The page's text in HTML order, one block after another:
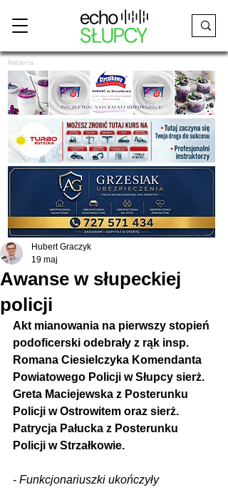
Reklama
Awanse w słupeckiej
policji
Hubert Graczyk
19 maj
Akt mianowania na pierwszy stopień
podoficerski odebrały z rąk insp.
Romana Ciesielczyka Komendanta
Powiatowego Policji w Słupcy sierż.
Greta Maciejewska z Posterunku
Policji w Ostrowitem oraz sierż.
Patrycja Pałucka z Posterunku
Policji w Strzałkowie.
- Funkcjonariuszki ukończyły